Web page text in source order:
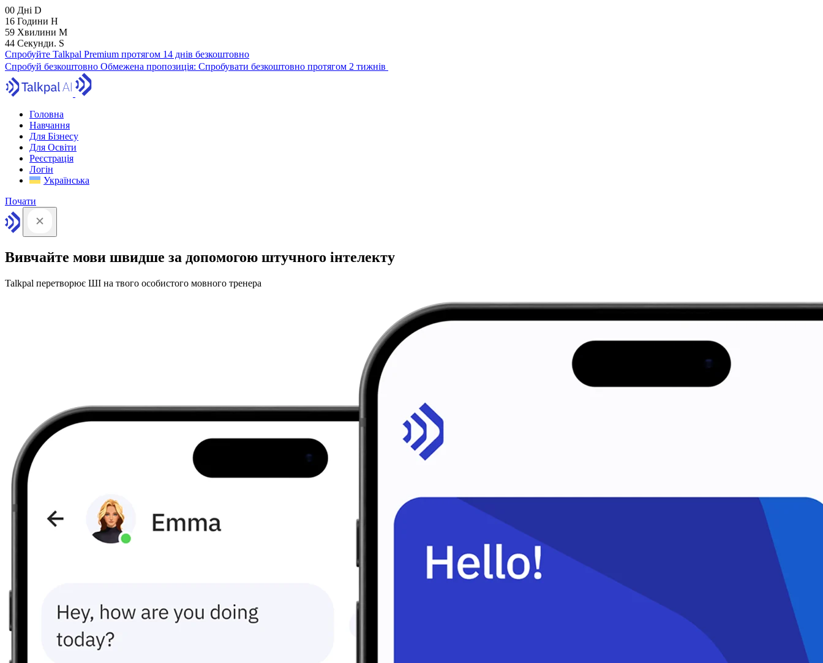
00 Дні D
16 Години H
59 Хвилини M
43 Секунди. S
Спробуйте Talkpal Premium протягом 14 днів безкоштовно
Спробуй безкоштовно Обмежена пропозиція: Спробувати безкоштовно протягом 2 тижнів
Головна
Навчання
Для Бізнесу
Для Освіти
Реєстрація
Логін
Українська
Почати
Вивчайте мови швидше за допомогою штучного інтелекту
Talkpal перетворює ШІ на твого особистого мовного тренера